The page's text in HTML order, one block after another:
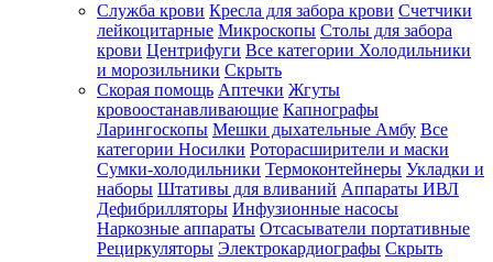
Служба крови Кресла для забора крови Счетчики
лейкоцитарные Микроскопы Столы для забора
крови Центрифуги Все категории Холодильники
и морозильники Скрыть
Скорая помощь Аптечки Жгуты
кровоостанавливающие Капнографы
Ларингоскопы Мешки дыхательные Амбу Все
категории Носилки Роторасширители и маски
Сумки-холодильники Термоконтейнеры Укладки и
наборы Штативы для вливаний Аппараты ИВЛ
Дефибрилляторы Инфузионные насосы
Наркозные аппараты Отсасыватели портативные
Рециркуляторы Электрокардиографы Скрыть